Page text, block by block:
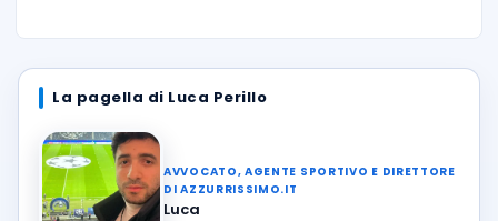
La pagella di Luca Perillo
AVVOCATO, AGENTE SPORTIVO E DIRETTORE
DI AZZURRISSIMO.IT
Luca